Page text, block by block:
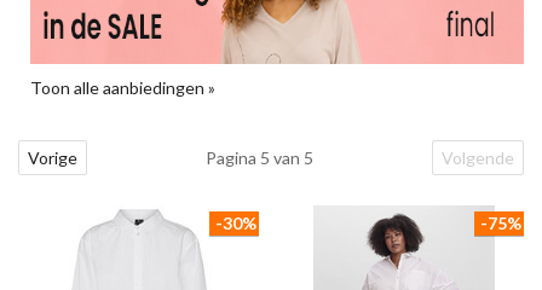
Toon alle aanbiedingen »
Vorige Pagina 5 van 5 Volgende
-30% -75%